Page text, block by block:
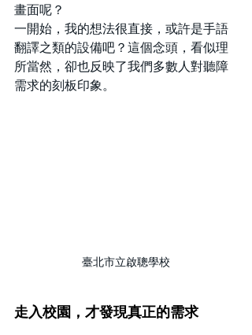
畫面呢？
一開始，我的想法很直接，或許是手語
翻譯之類的設備吧？這個念頭，看似理
所當然，卻也反映了我們多數人對聽障
需求的刻板印象。
臺北市立啟聰學校
走入校園，才發現真正的需求